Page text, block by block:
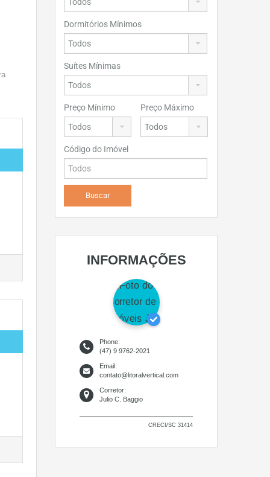
Dormitórios Mínimos
Suítes Mínimas
Preço Mínimo Preço Máximo
Código do Imóvel
INFORMAÇÕES
Phone:
(47) 9 9762-2021
Email:
contato@litoralvertical.com
Corretor:
Julio C. Baggio
CRECI/SC 31414